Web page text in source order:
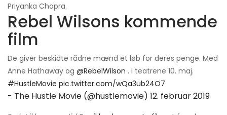
Priyanka Chopra.
Rebel Wilsons kommende
film
De giver beskidte rådne mænd et løb for deres penge. Med
Anne Hathaway og @RebelWilson . I teatrene 10. maj.
#HustleMovie pic.twitter.com/wQa3ub24O7
- The Hustle Movie (@hustlemovie) 12. februar 2019